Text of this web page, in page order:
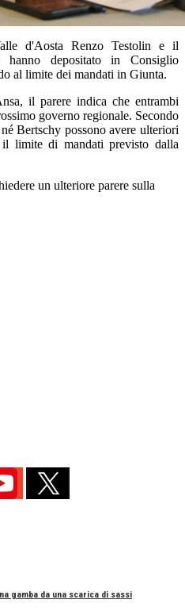
d'Aosta Renzo Testolin e il
hanno depositato in Consiglio
al limite dei mandati in Giunta.
il parere indica che entrambi
governo regionale. Secondo
Bertschy possono avere ulteriori
limite di mandati previsto dalla
un ulteriore parere sulla
gamba da una scarica di sassi